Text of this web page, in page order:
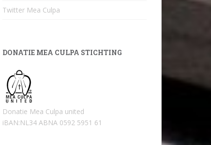
Twitter Mea Culpa
DONATIE MEA CULPA STICHTING
Donatie Mea Culpa united
iBAN:NL34 ABNA 0592 5951 61